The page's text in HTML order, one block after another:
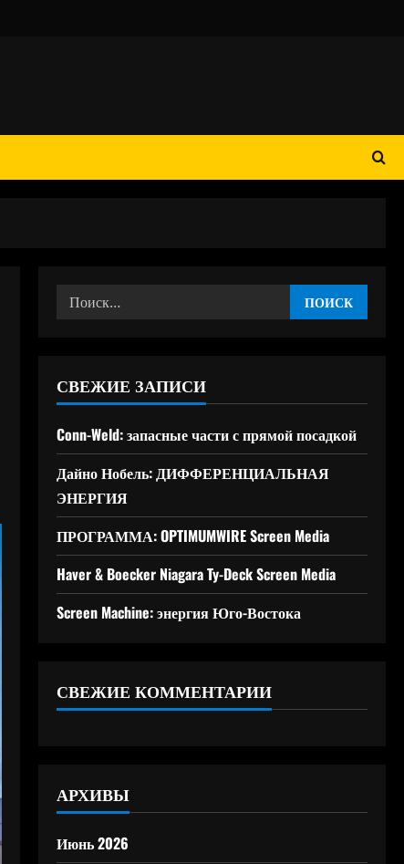
Найти:
СВЕЖИЕ ЗАПИСИ
Conn-Weld: запасные части с прямой посадкой
Дайно Нобель: ДИФФЕРЕНЦИАЛЬНАЯ
ЭНЕРГИЯ
ПРОГРАММА: OPTIMUMWIRE Screen Media
Haver & Boecker Niagara Ty-Deck Screen Media
Screen Machine: энергия Юго-Востока
СВЕЖИЕ КОММЕНТАРИИ
АРХИВЫ
Июнь 2026